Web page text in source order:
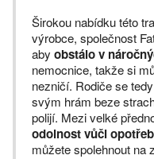
Širokou nabídku této
výrobce, společnost
aby obstálo v
nemocnice, takže si
nezničí. Rodiče se
svým hrám beze
polijí. Mezi velké
odolnost vůči
můžete spolehnout na